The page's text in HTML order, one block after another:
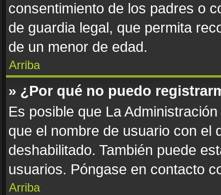
consentimiento de los padres o
de guardia legal, que permita
de un menor de edad.
Arriba
» ¿Por qué no puedo
Es posible que La
que el nombre de usuario con el
deshabilitado. También puede
usuarios. Póngase en contacto
Arriba